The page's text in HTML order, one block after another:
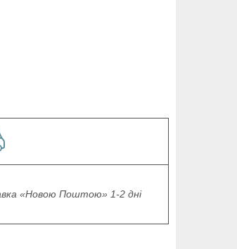
«Новою Поштою» 1-2 дні